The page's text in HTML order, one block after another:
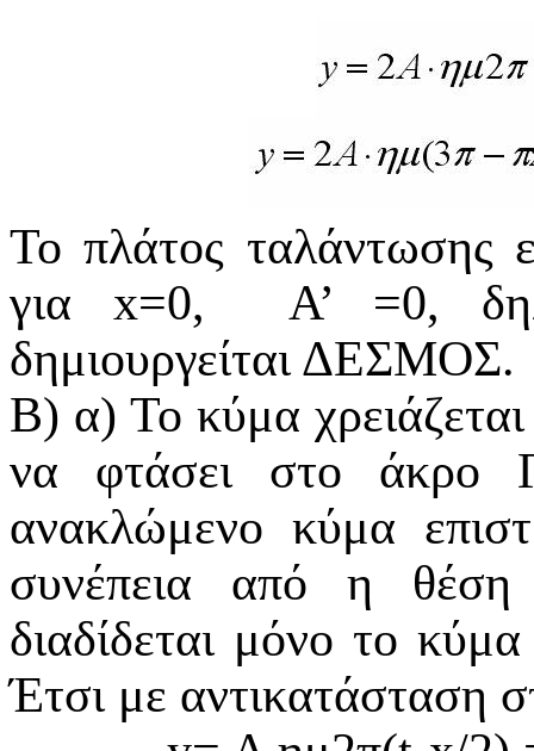
Το πλάτος ταλάντωσης
για x=0,
Α’ =0,
δημιουργείται ΔΕΣΜΟΣ.
Β) α) Το κύμα
να φτάσει στο άκρο
ανακλώμενο κύμα
συνέπεια από η
διαδίδεται μόνο το
Έτσι με αντικατάσταση